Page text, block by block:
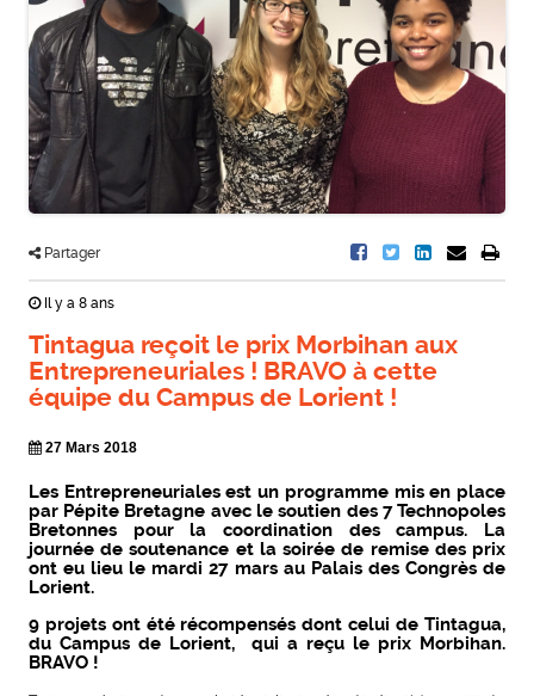
Partager
Il y a 8 ans
Tintagua reçoit le prix Morbihan aux
Entrepreneuriales ! BRAVO à cette
équipe du Campus de Lorient !
27 Mars 2018
Les Entrepreneuriales est un programme mis en place
par Pépite Bretagne avec le soutien des 7 Technopoles
Bretonnes pour la coordination des campus. La
journée de soutenance et la soirée de remise des prix
ont eu lieu le mardi 27 mars au Palais des Congrès de
Lorient.
9 projets ont été récompensés dont celui de Tintagua,
du Campus de Lorient, qui a reçu le prix Morbihan.
BRAVO !